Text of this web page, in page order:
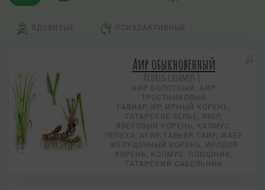
ЯДОВИТЫЕ ПСИХОАКТИВНЫЕ
Аир обыкновенный
Acorus calamus L.
АИР БОЛОТНЫЙ, АИР
ТРОСТНИКОВЫЙ
ГАВИАР, ИР, ИРНЫЙ КОРЕНЬ,
ТАТАРСКОЕ ЗЕЛЬЕ, ЯВЕР,
ЯВЕРОВЫЙ КОРЕНЬ, КАЛМУС,
ЛЕПЕХА, АГИР, ГАВЬЯР, ГАИР, ЖАЕР,
ЖЕЛУДОЧНЫЙ КОРЕНЬ, ИРОДОВ
КОРЕНЬ, КОЛМУС, ПЛЮШНИК,
ТАТАРСКИЙ САБЕЛЬНИК